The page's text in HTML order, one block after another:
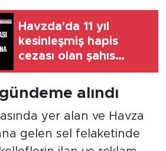
Havzda'da 11 yıl
kesinleşmiş hapis
cezası olan şahıs
yakalandı
alındı
yer alan ve Havza
gelen sel felaketinde